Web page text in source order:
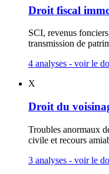
Droit fiscal
SCI, revenus
transmission de
4 analyses - voir le
X
Droit du
Troubles anormaux
civile et recours
3 analyses - voir le